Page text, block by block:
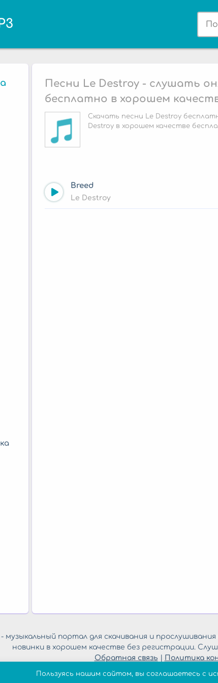
Песни Le Destroy - слушать
бесплатно в хорошем
Скачать песни Le Destroy
Destroy в хорошем качестве
Breed
Le Destroy
- музыкальный портал для скачивания и
новинки в хорошем качестве без регистрации.
Обратная связь
Политика
Пользуясь нашим сайтом, вы соглашаетесь с